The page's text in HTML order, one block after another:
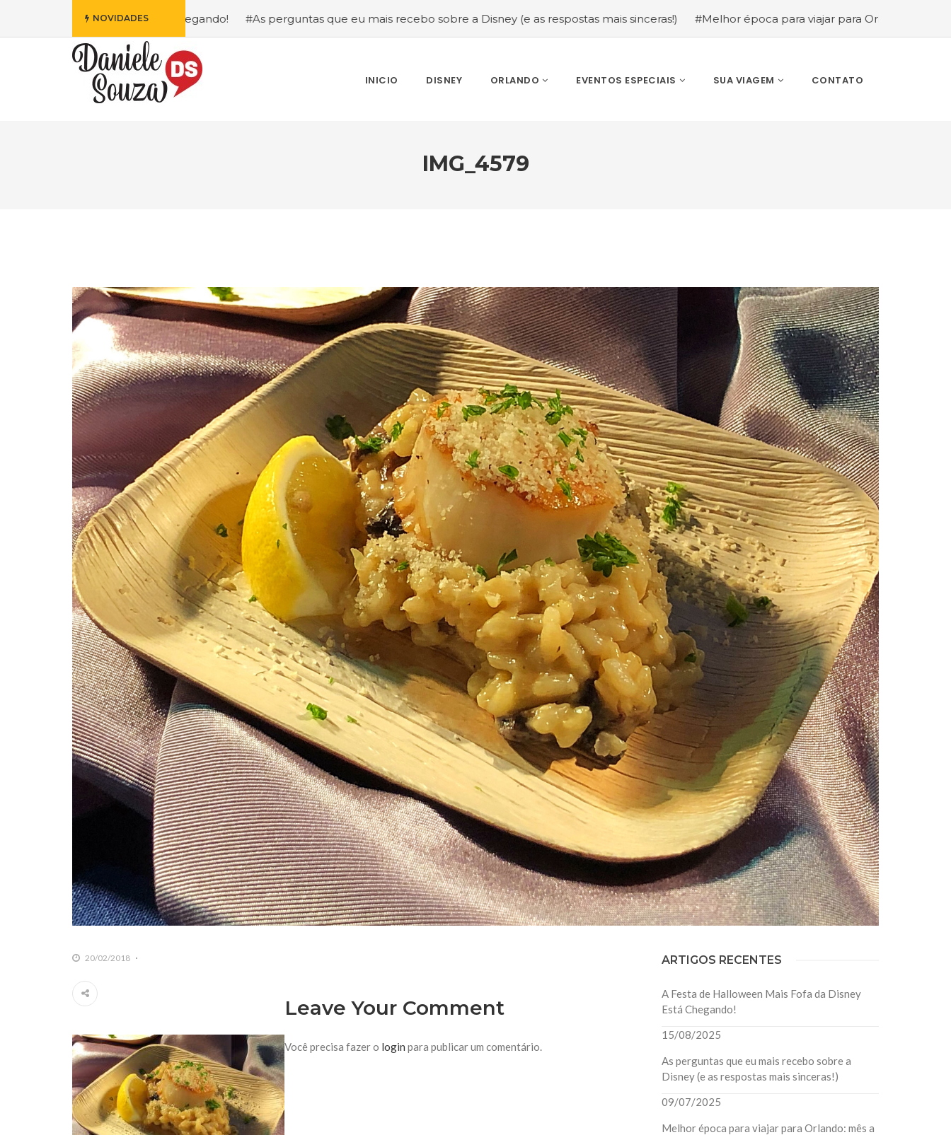
NOVIDADES
da Disney Está Chegando! #As perguntas que eu mais recebo sobre a Disney (e as respostas mais sinceras!) #Melhor época para viajar para Orlando: mês a mês (guia
INICIO DISNEY ORLANDO EVENTOS ESPECIAIS SUA VIAGEM CONTATO
IMG_4579
20/02/2018
Leave Your Comment
Você precisa fazer o login para publicar um comentário.
ARTIGOS RECENTES
A Festa de Halloween Mais Fofa da Disney
Está Chegando!
15/08/2025
As perguntas que eu mais recebo sobre a
Disney (e as respostas mais sinceras!)
09/07/2025
Melhor época para viajar para Orlando: mês a